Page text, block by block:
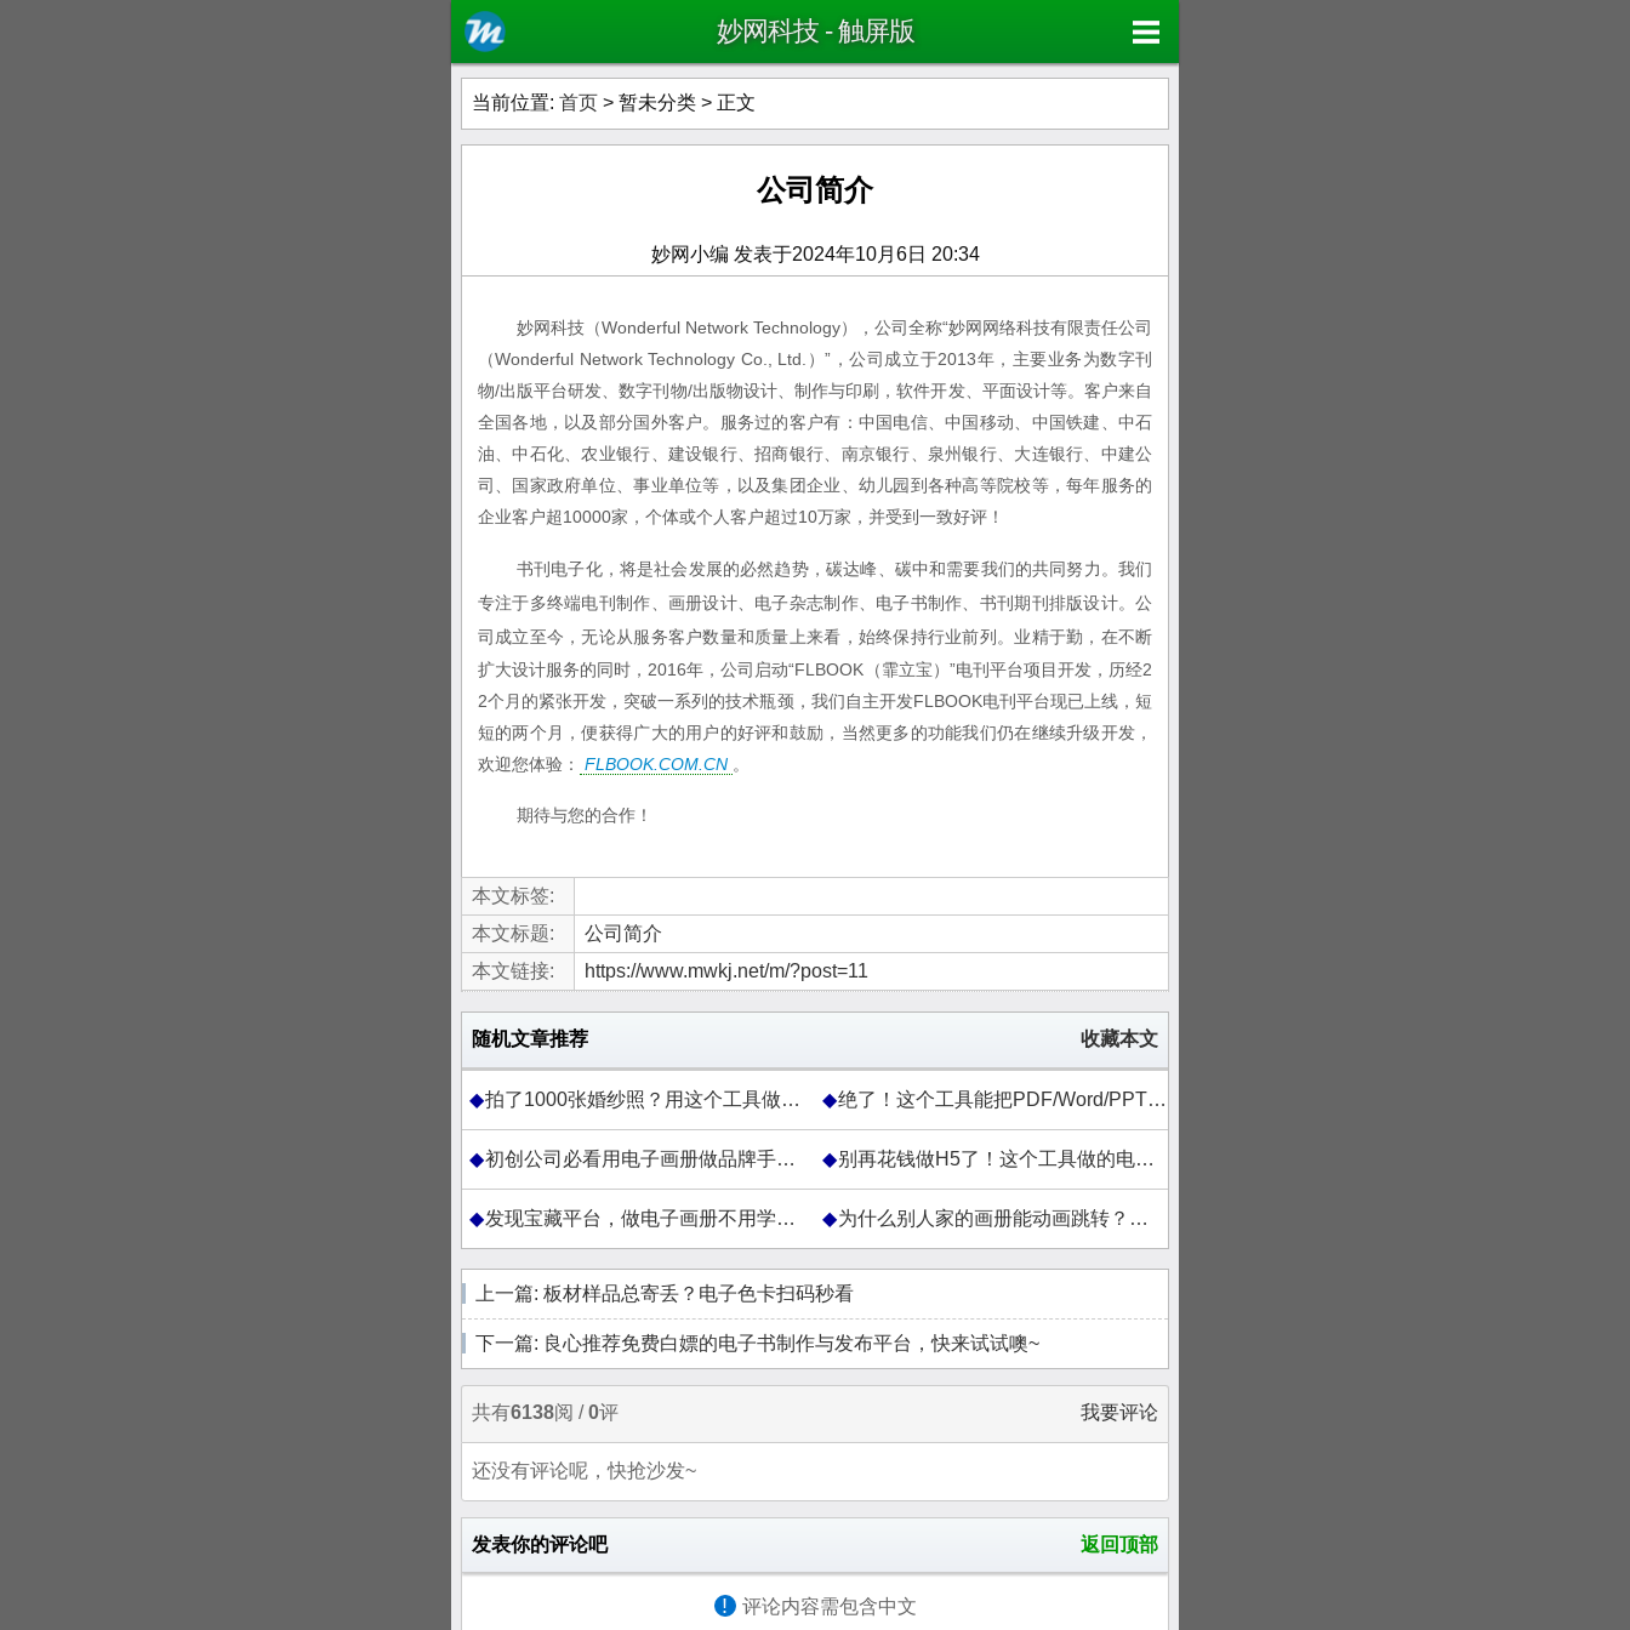
妙网科技 - 触屏版
当前位置: 首页 > 暂未分类 > 正文
公司简介
妙网小编 发表于2024年10月6日 20:34
妙网科技（Wonderful Network Technology），公司全称“妙网网络科技有限责任公司
（Wonderful Network Technology Co., Ltd.）”，公司成立于2013年， 主要业务为数字刊
物/出版平台研发、数字刊物/出版物设计、制作与印刷，软件开发、平面设计等。客户来自
全国各地，以及部分国外客户。服务过的客户有：中国电信、中国移动、中国铁建、中石
油、中石化、农业银行、建设银行、招商银行、南京银行、泉州银行、大连银行、中建公
司、国家政府单位、事业单位等，以及集团企业、幼儿园到各种高等院校等，每年服务的
企业客户超10000家，个体或个人客户超过10万家，并受到一致好评！
书刊电子化，将是社会发展的必然趋势，碳达峰、碳中和需要我们的共同努力。我们
专注于多终端电刊制作、画册设计、 电子杂志制作、电子书制作、书刊期刊排版设计。公
司成立至今，无论从服务客户数量和质量上来看，始终保持行业前列。 业精于勤，在不断
扩大设计服务的同时，2016年，公司启动“FLBOOK（霏立宝）”电刊平台项目开发， 历经2
2个月的紧张开发，突破一系列的技术瓶颈，我们自主开发FLBOOK电刊平台现已上线，短
短的两个月，便获得广大的用户的好评和鼓励，当然更多的功能我们仍在继续升级开发，
欢迎您体验：
FLBOOK.COM.CN 。
期待与您的合作！
本文标签:
本文标题:
公司简介
本文链接:
https://www.mwkj.net/m/?post=11
随机文章推荐 收藏本文
拍了1000张婚纱照？用这个工具做成电子相册 绝了！这个工具能把PDF/Word/PPT一键转成翻页电子书
初创公司必看用电子画册做品牌手册，成本省一半 别再花钱做H5了！这个工具做的电子画册能导7种格式
发现宝藏平台，做电子画册不用学设计，模板覆盖90%行业 为什么别人家的画册能动画跳转？原来用了这个工具
上一篇: 板材样品总寄丢？电子色卡扫码秒看
下一篇: 良心推荐免费白嫖的电子书制作与发布平台，快来试试噢~
共有6138阅 /0评 我要评论
还没有评论呢，快抢沙发~
发表你的评论吧 返回顶部
! 评论内容需包含中文